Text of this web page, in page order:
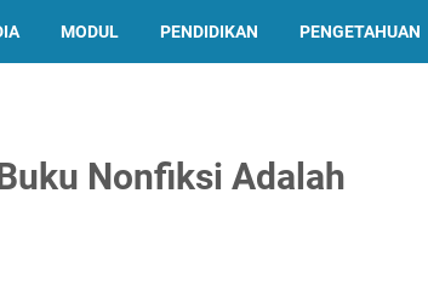
MODUL PENDIDIKAN PENGETAHUAN
Nonfiksi Adalah